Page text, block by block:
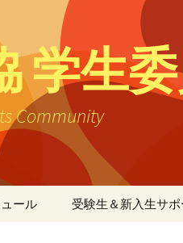
学生
Community
ール 受験生＆新入生サ